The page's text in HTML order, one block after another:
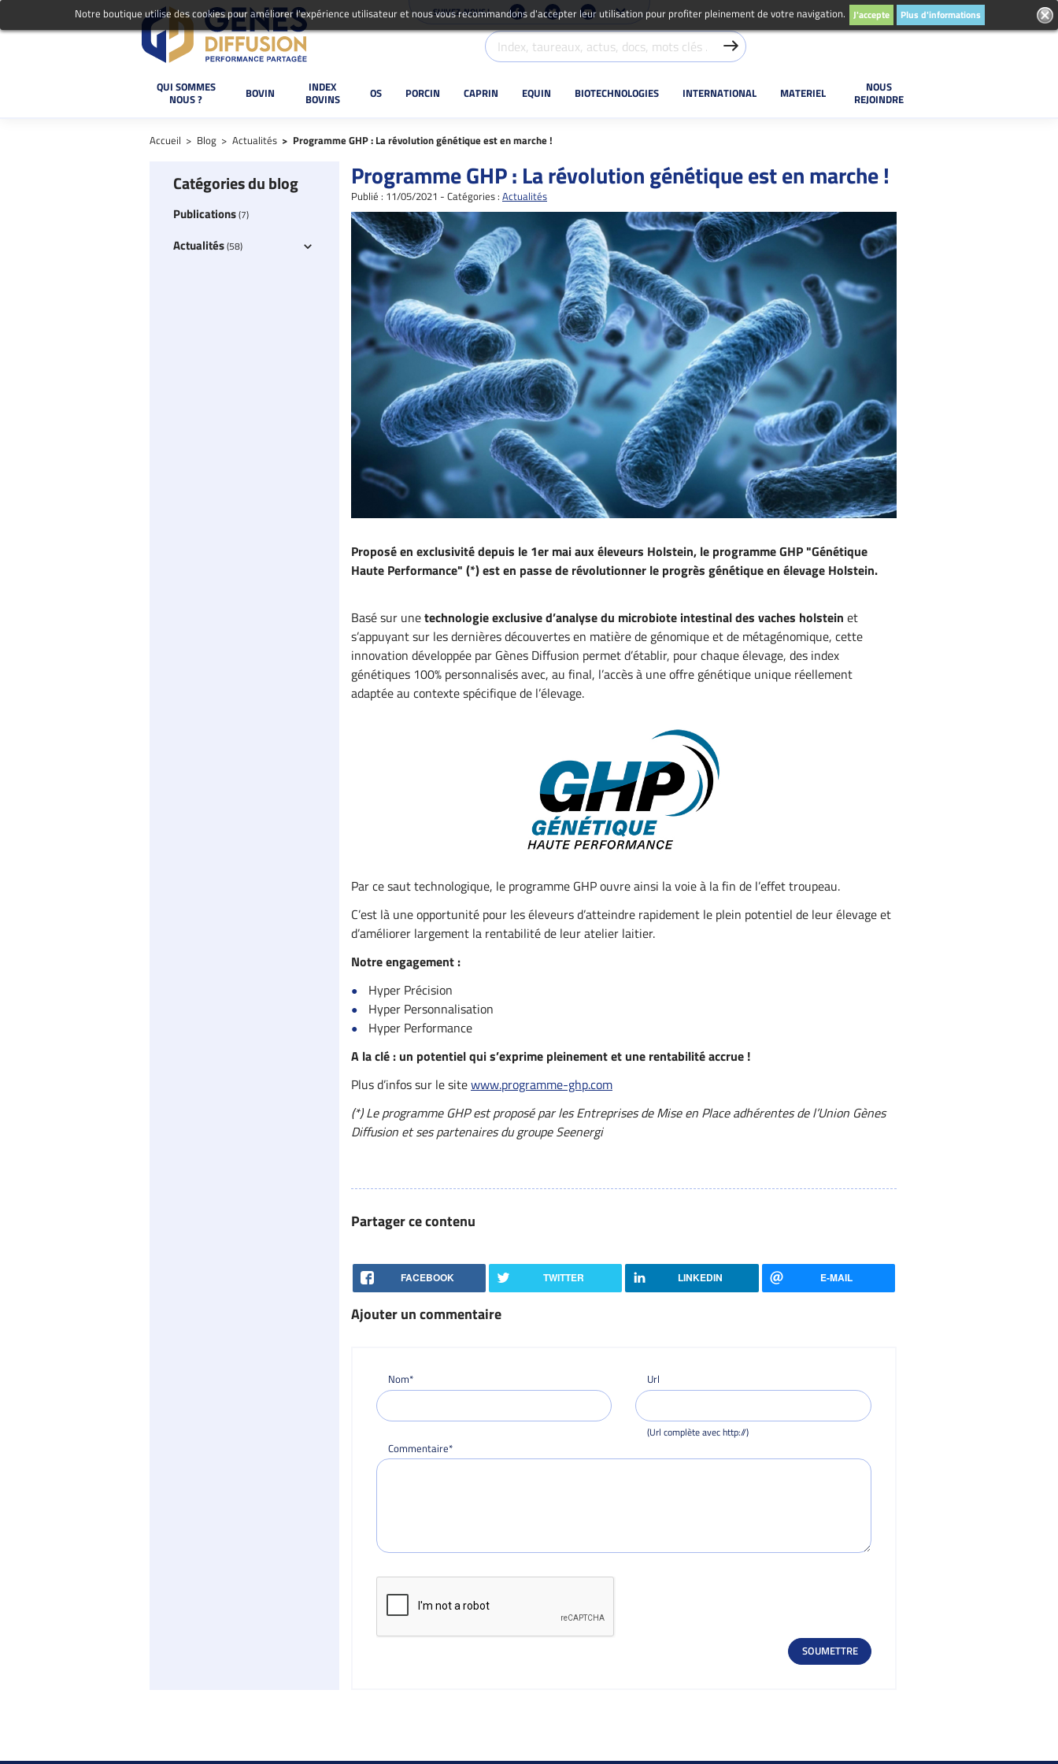
SUIVEZ-NOUS !
QUI SOMMES
NOUS ?
BOVIN
INDEX
BOVINS
OS PORCIN CAPRIN EQUIN BIOTECHNOLOGIES INTERNATIONAL MATERIEL
NOUS
REJOINDRE
Accueil Blog Actualités Programme GHP : La révolution génétique est en marche !
Catégories du blog
Publications(7)
Actualités(58)
Programme GHP : La révolution génétique est en marche !
Publié : 11/05/2021 - Catégories : Actualités
Proposé en exclusivité depuis le 1er mai aux éleveurs Holstein, le programme GHP "Génétique
Haute Performance" (*) est en passe de révolutionner le progrès génétique en élevage Holstein.
Basé sur unetechnologie exclusive d’analyse du microbiote intestinal des vaches holstein et
s’appuyant sur les dernières découvertes en matière de génomique et de métagénomique, cette
innovation développée par Gènes Diffusion permet d’établir, pour chaque élevage, des index
génétiques 100% personnalisés avec, au final, l’accès à une offre génétique unique réellement
adaptée au contexte spécifique de l’élevage.
Par ce saut technologique, le programme GHP ouvre ainsi la voie à la fin de l’effet troupeau.
C’est là une opportunité pour les éleveurs d’atteindre rapidement le plein potentiel de leur élevage et
d’améliorer largement la rentabilité de leur atelier laitier.
Notre engagement :
Hyper Précision
Hyper Personnalisation
Hyper Performance
A la clé : un potentiel qui s’exprime pleinement et une rentabilité accrue !
Plus d’infos sur le sitewww.programme-ghp.com
(*) Le programme GHP est proposé par les Entreprises de Mise en Place adhérentes de l’Union Gènes
Diffusion et ses partenaires du groupe Seenergi
Partager ce contenu
FACEBOOK TWITTER LINKEDIN E-MAIL
Ajouter un commentaire
Nom* Url
(Url complète avec http://)
Commentaire*
Notre boutique utilise des cookies pour améliorer l'expérience utilisateur et nous vous recommandons d'accepter leur utilisation pour profiter pleinement de votre navigation. J'accepte Plus d'informations